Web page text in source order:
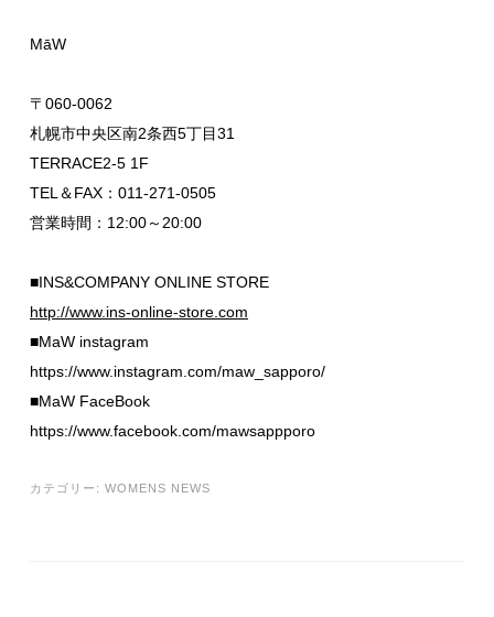
MāW
〒060-0062
札幌市中央区南2条西5丁目31
TERRACE2-5 1F
TEL＆FAX：011-271-0505
営業時間：12:00～20:00
■INS&COMPANY ONLINE STORE
http://www.ins-online-store.com
■MaW instagram
https://www.instagram.com/maw_sapporo/
■MaW FaceBook
https://www.facebook.com/mawsappporo
カテゴリー: WOMENS NEWS